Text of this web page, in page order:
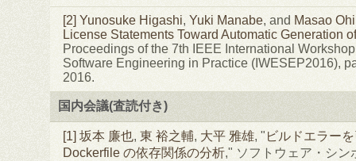
[2] Yunosuke Higashi, Yuki Manabe, and Masao
License Statements Toward Automatic Generation
Proceedings of the 7th IEEE International
Software Engineering in Practice (IWESEP2016),
2016.
国内会議(査読付き)
[1] 坂本 廉也, 東 裕之輔, 大平 雅雄, " ビルドエラー
Dockerfile の依存関係の分析," ソフトウェア・シン